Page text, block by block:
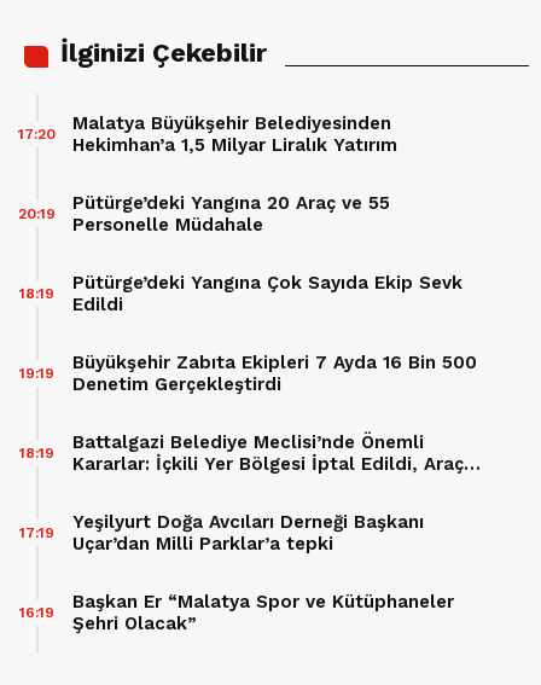
İlginizi Çekebilir
Malatya Büyükşehir Belediyesinden
Hekimhan’a 1,5 Milyar Liralık Yatırım
17:20
Pütürge’deki Yangına 20 Araç ve 55
Personelle Müdahale
20:19
Pütürge’deki Yangına Çok Sayıda Ekip Sevk
Edildi
18:19
Büyükşehir Zabıta Ekipleri 7 Ayda 16 Bin 500
Denetim Gerçekleştirdi
19:19
Battalgazi Belediye Meclisi’nde Önemli
Kararlar: İçkili Yer Bölgesi İptal Edildi, Araç
18:19
Yeşilyurt Doğa Avcıları Derneği Başkanı
Uçar’dan Milli Parklar’a tepki
17:19
Başkan Er “Malatya Spor ve Kütüphaneler
Şehri Olacak”
16:19